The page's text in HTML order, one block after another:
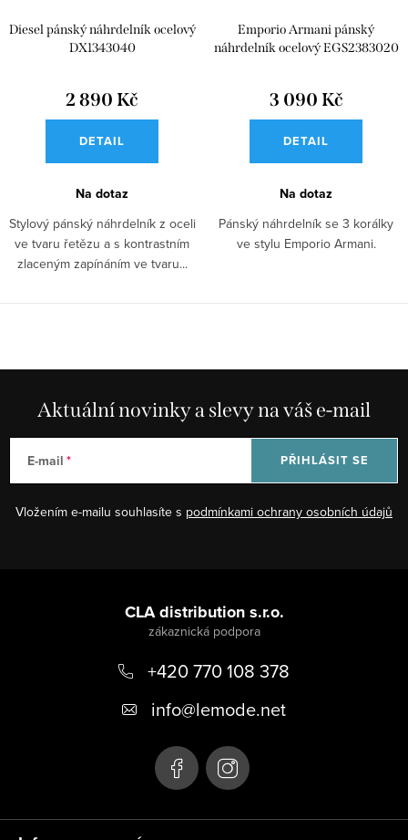
Diesel pánský náhrdelník ocelový
DX1343040
2 890 Kč
DETAIL
Na dotaz
Stylový pánský náhrdelník z oceli
ve tvaru řetězu a s kontrastním
zlaceným zapínáním ve tvaru...
Emporio Armani pánský
náhrdelník ocelový EGS2383020
3 090 Kč
DETAIL
Na dotaz
Pánský náhrdelník se 3 korálky
ve stylu Emporio Armani.
Aktuální novinky a slevy na váš e-mail
E-mail
Vložením e-mailu souhlasíte s podmínkami ochrany osobních údajů
PŘIHLÁSIT SE
CLA distribution s.r.o.
+420 770 108 378
info@lemode.net